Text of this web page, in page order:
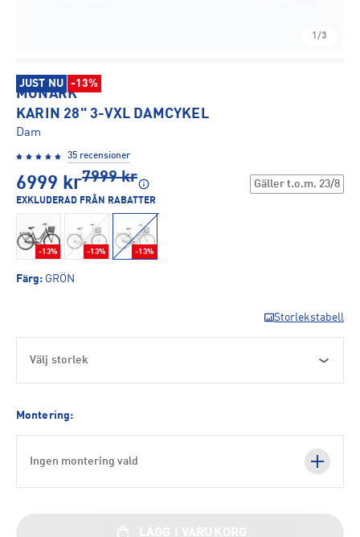
1/3
JUST NU -13%
MONARK
KARIN 28" 3-VXL DAMCYKEL
Dam
35 recensioner
6999 kr7999 kr Gäller t.o.m. 23/8
EXKLUDERAD FRÅN RABATTER
-13% -13% -13%
Färg: GRÖN
Storlekstabell
Välj storlek
Montering:
Ingen montering vald